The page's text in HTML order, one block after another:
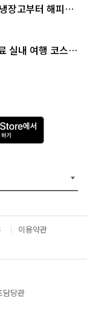
장고부터 해피소
실내 여행 코스
이용약관
담당관